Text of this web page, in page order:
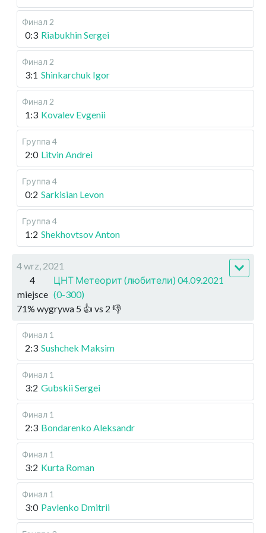
Финал 2
0:3 Riabukhin Sergei
Финал 2
3:1 Shinkarchuk Igor
Финал 2
1:3 Kovalev Evgenii
Группа 4
2:0 Litvin Andrei
Группа 4
0:2 Sarkisian Levon
Группа 4
1:2 Shekhovtsov Anton
4 wrz, 2021
4
miejsce
ЦНТ Метеорит (любители) 04.09.2021
(0-300)
71% wygrywa 5 👍 vs 2 👎
Финал 1
2:3 Sushchek Maksim
Финал 1
3:2 Gubskii Sergei
Финал 1
2:3 Bondarenko Aleksandr
Финал 1
3:2 Kurta Roman
Финал 1
3:0 Pavlenko Dmitrii